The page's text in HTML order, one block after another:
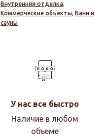
Внутренняя отделка,
Коммерческие объекты, Бани и
сауны
У нас все быстро
Наличие в любом
объеме